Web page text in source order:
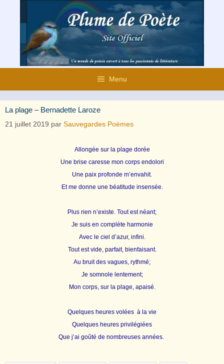
contenu
Menu
La plage – Bernadette Laroze
21 juillet 2019 par Sauvegardes Poèmes
Allongée sur la plage dorée
Une brise caresse mon corps endolori
Une paix profonde m’envahit.
Et me donne une béatitude insensée.
Plus rien n’existe. Tout est néant;
Je suis en complète harmonie
Avec le ciel d’azur, infini.
Tout est vide, parfait, bienfaisant.
Au bruit des vagues, rythmé;
Je somnole lentement;
Mon corps, sur la plage, apaisé.
Quelques heures volées à la vie
Quelques heures privilégiées
Que j’ai goûté de nombreuses années.